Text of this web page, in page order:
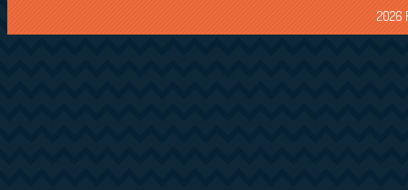
2026